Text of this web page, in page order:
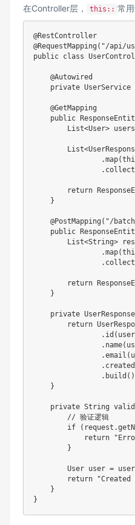
在Controller层， this:: 常
@RestController
@RequestMapping ( "/api/
public class
@Autowired
private UserService
@GetMapping
public
List<User> users
List<
.map(
. collect
return
}
@PostMapping ( "/
public
List<String>
.map(
. collect
return
}
private UserResponse
return
. id ( user
. name(
.email (
.
. build ( )
}
private String
// 验证逻辑
if
( request .
return
}
User user =
return
}
}